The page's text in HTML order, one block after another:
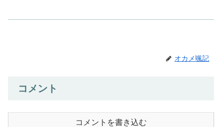
オカメ颯記
コメント
コメントを書き込む